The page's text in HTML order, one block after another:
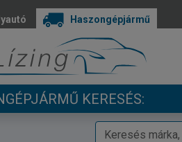
Haszongépjármű
KERESÉS: